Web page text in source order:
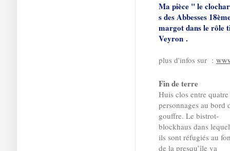
Ma pièce " le
s des Abbesses
margot dans le rôle
Veyron .
plus d'infos sur :
Fin de terre
Huis clos entre quatre
personnages au bord
gouffre. Le bistrot-
blockhaus dans lequel
ils sont réfugiés au
de la presqu’île va